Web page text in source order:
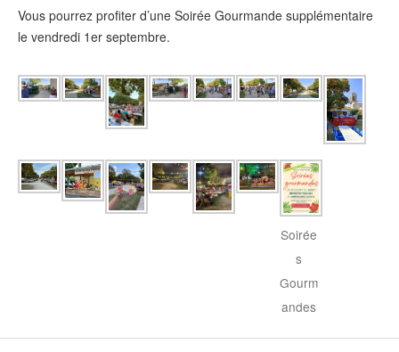
Vous pourrez profiter d’une Soirée Gourmande supplémentaire
le vendredi 1er septembre.
Soirée
s
Gourm
andes